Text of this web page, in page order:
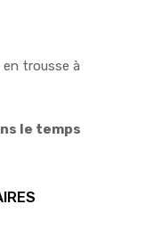
en trousse à
le temps